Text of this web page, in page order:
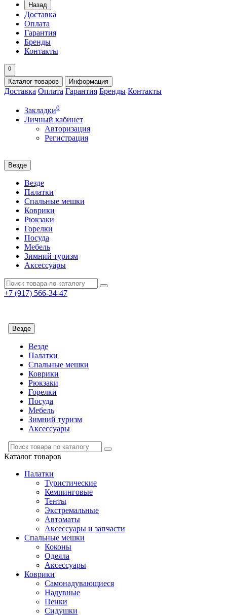
Назад
Доставка
Оплата
Гарантия
Бренды
Контакты
0
Каталог товаров Информация
Доставка Оплата Гарантия Бренды Контакты
Закладки0
Личный кабинет
Авторизация
Регистрация
Везде
Везде
Палатки
Спальные мешки
Коврики
Рюкзаки
Горелки
Посуда
Мебель
Зимний туризм
Аксессуары
+7 (917) 566-34-47
Везде
Везде
Палатки
Спальные мешки
Коврики
Рюкзаки
Горелки
Посуда
Мебель
Зимний туризм
Аксессуары
Каталог товаров
Палатки
Туристические
Кемпинговые
Тенты
Экстремальные
Автоматы
Аксессуары и запчасти
Спальные мешки
Коконы
Одеяла
Аксессуары
Коврики
Самонадувающиеся
Надувные
Пенки
Сидушки